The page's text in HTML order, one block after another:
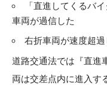
「直進してくるバ
車両が過信した
右折車両が速度超過
道路交通法では『直進
両は交差点内に進入す